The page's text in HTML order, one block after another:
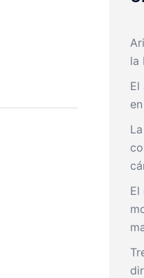
la
El
El